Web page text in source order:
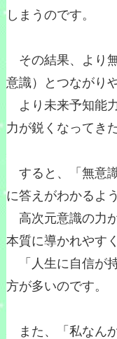
しまうのです。
その結果、より
意識）とつながり
より未来予知能
力が鋭くなってき
すると、「無意
に答えがわかるよ
高次元意識の力
本質に導かれやす
「人生に自信が
方が多いのです。
また、「私なん